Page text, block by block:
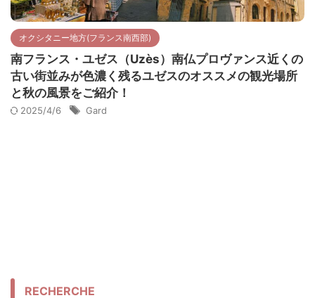
オクシタニー地方(フランス南西部)
南フランス・ユゼス（Uzès）南仏プロヴァンス近くの
古い街並みが色濃く残るユゼスのオススメの観光場所
と秋の風景をご紹介！
2025/4/6 Gard
RECHERCHE